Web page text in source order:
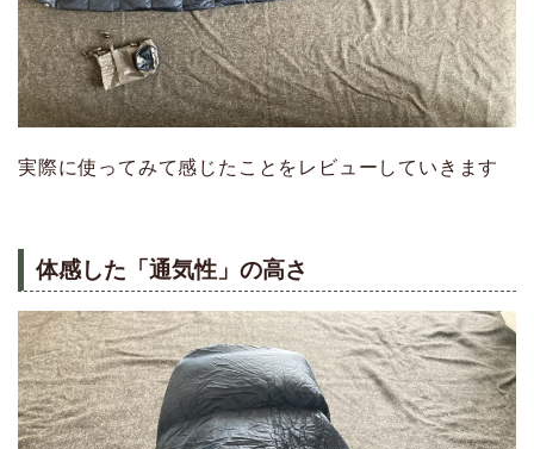
実際に使ってみて感じたことをレビューしていきます
体感した「通気性」の高さ